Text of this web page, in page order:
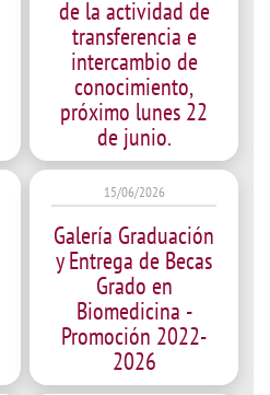
de la actividad de
transferencia e
intercambio de
conocimiento,
próximo lunes 22
de junio.
15/06/2026
Galería Graduación
y Entrega de Becas
Grado en
Biomedicina -
Promoción 2022-
2026